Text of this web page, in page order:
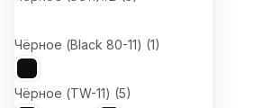
Чёрное (Black 80-11) (1)
Чёрное (TW-11) (5)